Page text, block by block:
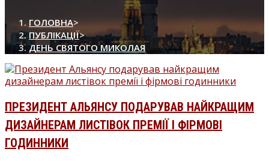
ГОЛОВНА>
ПУБЛІКАЦІЇ>
ДЕНЬ СВЯТОГО МИКОЛАЯ
ПРЕЗИДЕНТ АЛЬЯНСУ ПОДАРУВАВ НАЙКРАЩИМ
ДИЗАЙНЕРАМ ЛИСТІВОК ПРЕМІЇ І ФІРМОВІ
ГОДИННИКИ